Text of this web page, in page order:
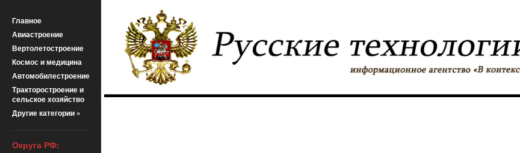
Главное
Авиастроение
Вертолетостроение
Космос и медицина
Автомобилестроение
Тракторостроение и
сельское хозяйство
Другие категории »
Округа РФ: